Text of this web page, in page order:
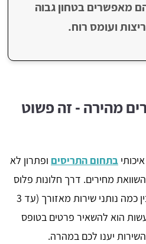
מאפשרים בטחון גבוה
ועומס רוח.
מהירה - זה פשוט
בתחום התריסים ופתרון לא
מחירים. דרך חלונות פלוס
אפשר לבצע השוואה מהירה בין כמה נותני שירות מאזורך (עד 3
הוא להשאיר פרטים בטופס
יענו לכם במהרה.